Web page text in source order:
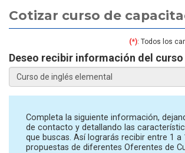
Cotizar curso de
(*): Todos los
Deseo recibir información del curso
Completa la siguiente información,
de contacto y detallando las
que buscas. Así lograrás recibir entre 1 a
propuestas de diferentes Oferentes de